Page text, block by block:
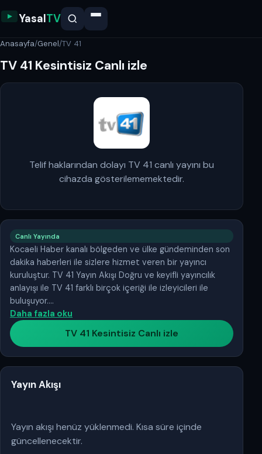
YasalTV
Anasayfa/Genel/TV 41
TV 41 Kesintisiz Canlı izle
Telif haklarından dolayı TV 41 canlı yayını bu
cihazda gösterilememektedir.
Canlı Yayında
Kocaeli Haber kanalı bölgeden ve ülke gündeminden son
dakika haberleri ile sizlere hizmet veren bir yayıncı
kuruluştur. TV 41 Yayın Akışı Doğru ve keyifli yayıncılık
anlayışı ile TV 41 farklı birçok içeriği ile izleyicileri ile
buluşuyor.…
Daha fazla oku
TV 41 Kesintisiz Canlı izle
Yayın Akışı
Yayın akışı henüz yüklenmedi. Kısa süre içinde
güncellenecektir.